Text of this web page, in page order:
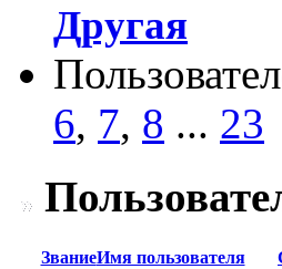
Другая
6, 7, 8 ... 23
ЗваниеИмя пользователя